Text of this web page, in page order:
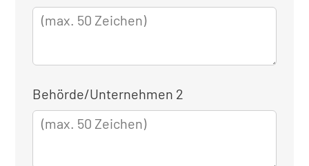
für
die
Behörde/Unternehmen 2